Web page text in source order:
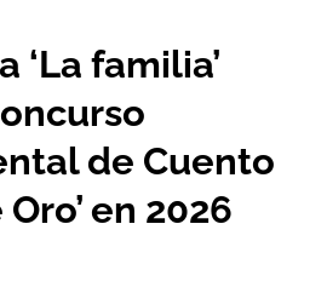
‘La familia’
de Cuento
en 2026